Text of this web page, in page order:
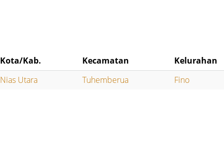
Kota/Kab. Kecamatan
Kelurahan
Nias Utara Tuhemberua Fino